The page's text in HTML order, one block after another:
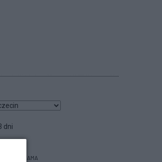
dni
REKLAMA